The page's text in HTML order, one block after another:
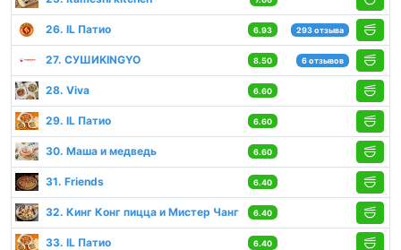
26. IL Патио 6.93 293 отзыва
27. СУШИKINGYO 8.50 6 отзывов
28. Viva 6.60
29. IL Патио 6.60
30. Маша и медведь 6.60
31. Friends 6.40
32. Кинг Конг пицца и Мистер Чанг 6.40
33. IL Патио 6.40